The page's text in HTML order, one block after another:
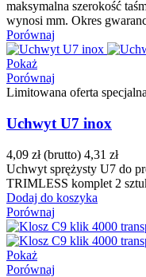
maksymalna szerokość
wynosi mm. Okres
Porównaj
Pokaż
Porównaj
Limitowana oferta specjalna
Uchwyt U7 inox
4,09 zł (brutto) 4,31 zł
Uchwyt sprężysty U7 do
TRIMLESS komplet 2
Dodaj do koszyka
Porównaj
Pokaż
Porównaj